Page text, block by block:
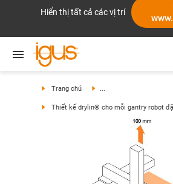
Hiển thị tất cả các vị trí
Trang chủ ...
Thiết kế drylin® cho mỗi gantry robot